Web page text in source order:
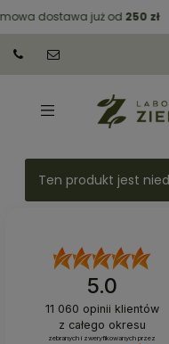
dostawa już od250 zł
Ten produkt jest
5.0
11 060 opinii klientów
z całego okresu
zebranych i zweryfikowanych przez